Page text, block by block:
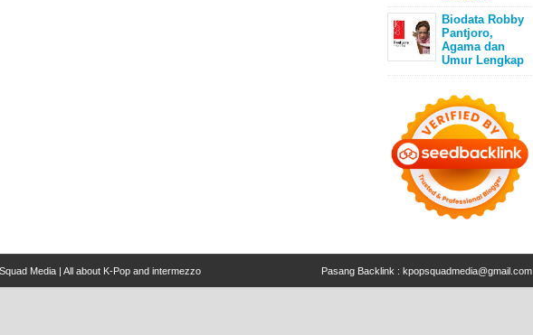
Biodata Robby
Pantjoro,
Agama dan
Umur Lengkap
Media | All about K-Pop and intermezzo Pasang Backlink : kpopsquadmedia@gmail.com